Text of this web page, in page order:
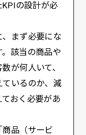
の設計が必
、まず必要にな
該当の商品や
が何人いて、
ているのか、減
おく必要があ
品（サービ